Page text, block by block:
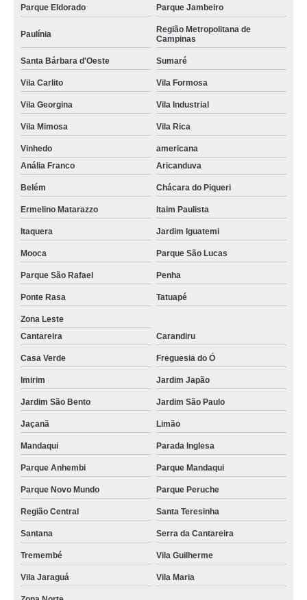
Parque Eldorado Parque Jambeiro
Paulínia
Região Metropolitana de
Campinas
Santa Bárbara d'Oeste Sumaré
Vila Carlito Vila Formosa
Vila Georgina Vila Industrial
Vila Mimosa Vila Rica
Vinhedo
americana
Anália Franco
Aricanduva
Belém Chácara do Piqueri
Ermelino Matarazzo Itaim Paulista
Itaquera Jardim Iguatemi
Mooca Parque São Lucas
Parque São Rafael Penha
Ponte Rasa Tatuapé
Zona Leste
Cantareira
Carandiru
Casa Verde Freguesia do Ó
Imirim Jardim Japão
Jardim São Bento Jardim São Paulo
Jaçanã Limão
Mandaqui Parada Inglesa
Parque Anhembi Parque Mandaqui
Parque Novo Mundo Parque Peruche
Região Central Santa Teresinha
Santana Serra da Cantareira
Tremembé Vila Guilherme
Vila Jaraguá Vila Maria